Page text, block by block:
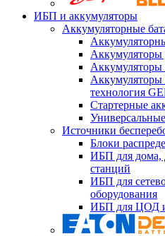
ИБП и аккумуляторы
Аккумуляторные
Аккумуляторы
Аккумуляторы
Аккумуляторы
технология
Стартерные
Источники
Блоки
ИБП для дома,
станций
ИБП для
оборудования
ИБП для ЦОД и